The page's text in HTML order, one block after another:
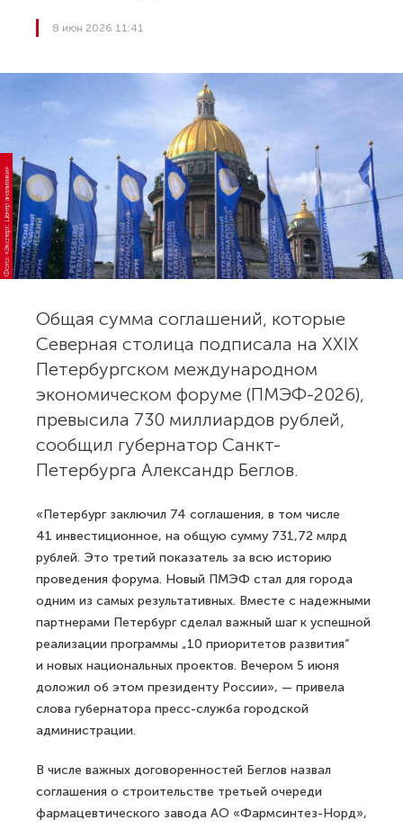
8 июн 2026 11:41
Фото: «Эксперт. Центр аналитики»
Общая сумма соглашений, которые
Северная столица подписала на XXIX
Петербургском международном
экономическом форуме (ПМЭФ-2026),
превысила 730 миллиардов рублей,
сообщил губернатор Санкт-
Петербурга Александр Беглов.
«Петербург заключил 74 соглашения, в том числе
41 инвестиционное, на общую сумму 731,72 млрд
рублей. Это третий показатель за всю историю
проведения форума. Новый ПМЭФ стал для города
одним из самых результативных. Вместе с надежными
партнерами Петербург сделал важный шаг к успешной
реализации программы „10 приоритетов развития“
и новых национальных проектов. Вечером 5 июня
доложил об этом президенту России», — привела
слова губернатора пресс-служба городской
администрации.
В числе важных договоренностей Беглов назвал
соглашения о строительстве третьей очереди
фармацевтического завода АО «Фармсинтез-Норд»,